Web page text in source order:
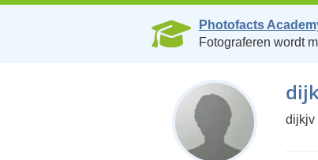
Photofacts
Fotograferen wordt
dijkjv